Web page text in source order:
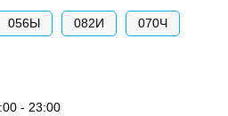
056Ы 082И 070Ч
- 23:00